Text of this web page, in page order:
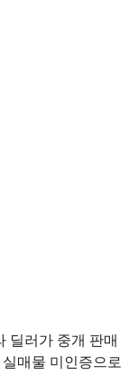
딜러가 중개 판매
매물 미인증으로